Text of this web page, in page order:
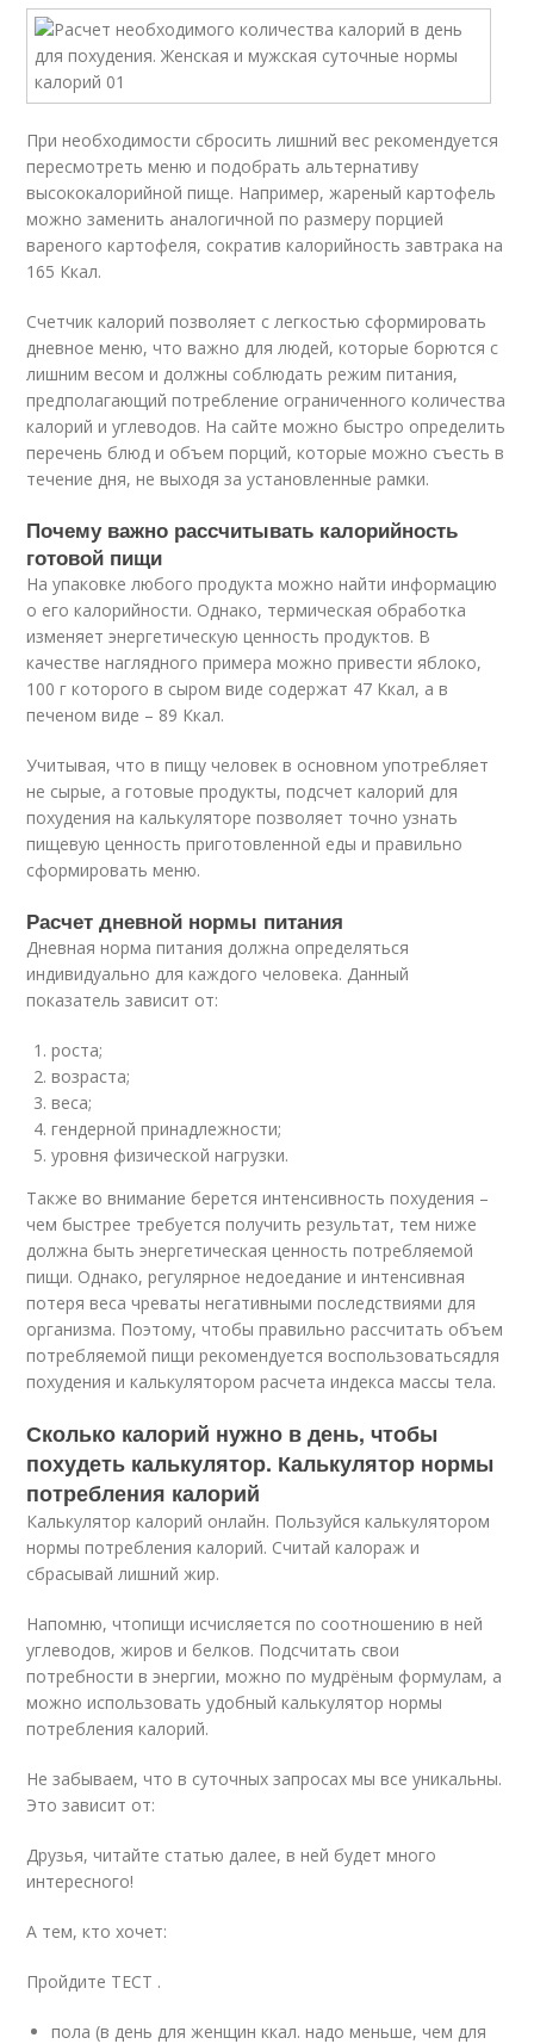
При необходимости сбросить лишний вес рекомендуется
пересмотреть меню и подобрать альтернативу
высококалорийной пище. Например, жареный картофель
можно заменить аналогичной по размеру порцией
вареного картофеля, сократив калорийность завтрака на
165 Ккал.
Счетчик калорий позволяет с легкостью сформировать
дневное меню, что важно для людей, которые борются с
лишним весом и должны соблюдать режим питания,
предполагающий потребление ограниченного количества
калорий и углеводов. На сайте можно быстро определить
перечень блюд и объем порций, которые можно съесть в
течение дня, не выходя за установленные рамки.
Почему важно рассчитывать калорийность
готовой пищи
На упаковке любого продукта можно найти информацию
о его калорийности. Однако, термическая обработка
изменяет энергетическую ценность продуктов. В
качестве наглядного примера можно привести яблоко,
100 г которого в сыром виде содержат 47 Ккал, а в
печеном виде – 89 Ккал.
Учитывая, что в пищу человек в основном употребляет
не сырые, а готовые продукты, подсчет калорий для
похудения на калькуляторе позволяет точно узнать
пищевую ценность приготовленной еды и правильно
сформировать меню.
Расчет дневной нормы питания
Дневная норма питания должна определяться
индивидуально для каждого человека. Данный
показатель зависит от:
роста;
возраста;
веса;
гендерной принадлежности;
уровня физической нагрузки.
Также во внимание берется интенсивность похудения –
чем быстрее требуется получить результат, тем ниже
должна быть энергетическая ценность потребляемой
пищи. Однако, регулярное недоедание и интенсивная
потеря веса чреваты негативными последствиями для
организма. Поэтому, чтобы правильно рассчитать объем
потребляемой пищи рекомендуется воспользоватьсядля
похудения и калькулятором расчета индекса массы тела.
Сколько калорий нужно в день, чтобы
похудеть калькулятор. Калькулятор нормы
потребления калорий
Калькулятор калорий онлайн. Пользуйся калькулятором
нормы потребления калорий. Считай калораж и
сбрасывай лишний жир.
Напомню, чтопищи исчисляется по соотношению в ней
углеводов, жиров и белков. Подсчитать свои
потребности в энергии, можно по мудрёным формулам, а
можно использовать удобный калькулятор нормы
потребления калорий.
Не забываем, что в суточных запросах мы все уникальны.
Это зависит от:
Друзья, читайте статью далее, в ней будет много
интересного!
А тем, кто хочет:
Пройдите ТЕСТ .
пола (в день для женщин ккал. надо меньше, чем для